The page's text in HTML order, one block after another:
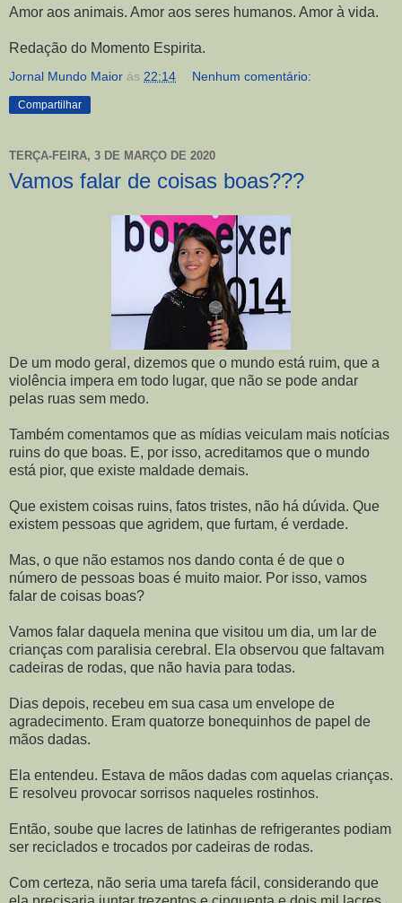
Amor aos animais. Amor aos seres humanos. Amor à vida.
Redação do Momento Espirita.
Jornal Mundo Maior às 22:14 Nenhum comentário:
Compartilhar
TERÇA-FEIRA, 3 DE MARÇO DE 2020
Vamos falar de coisas boas???
De um modo geral, dizemos que o mundo está ruim, que a
violência impera em todo lugar, que não se pode andar
pelas ruas sem medo.
Também comentamos que as mídias veiculam mais notícias
ruins do que boas. E, por isso, acreditamos que o mundo
está pior, que existe maldade demais.
Que existem coisas ruins, fatos tristes, não há dúvida. Que
existem pessoas que agridem, que furtam, é verdade.
Mas, o que não estamos nos dando conta é de que o
número de pessoas boas é muito maior. Por isso, vamos
falar de coisas boas?
Vamos falar daquela menina que visitou um dia, um lar de
crianças com paralisia cerebral. Ela observou que faltavam
cadeiras de rodas, que não havia para todas.
Dias depois, recebeu em sua casa um envelope de
agradecimento. Eram quatorze bonequinhos de papel de
mãos dadas.
Ela entendeu. Estava de mãos dadas com aquelas crianças.
E resolveu provocar sorrisos naqueles rostinhos.
Então, soube que lacres de latinhas de refrigerantes podiam
ser reciclados e trocados por cadeiras de rodas.
Com certeza, não seria uma tarefa fácil, considerando que